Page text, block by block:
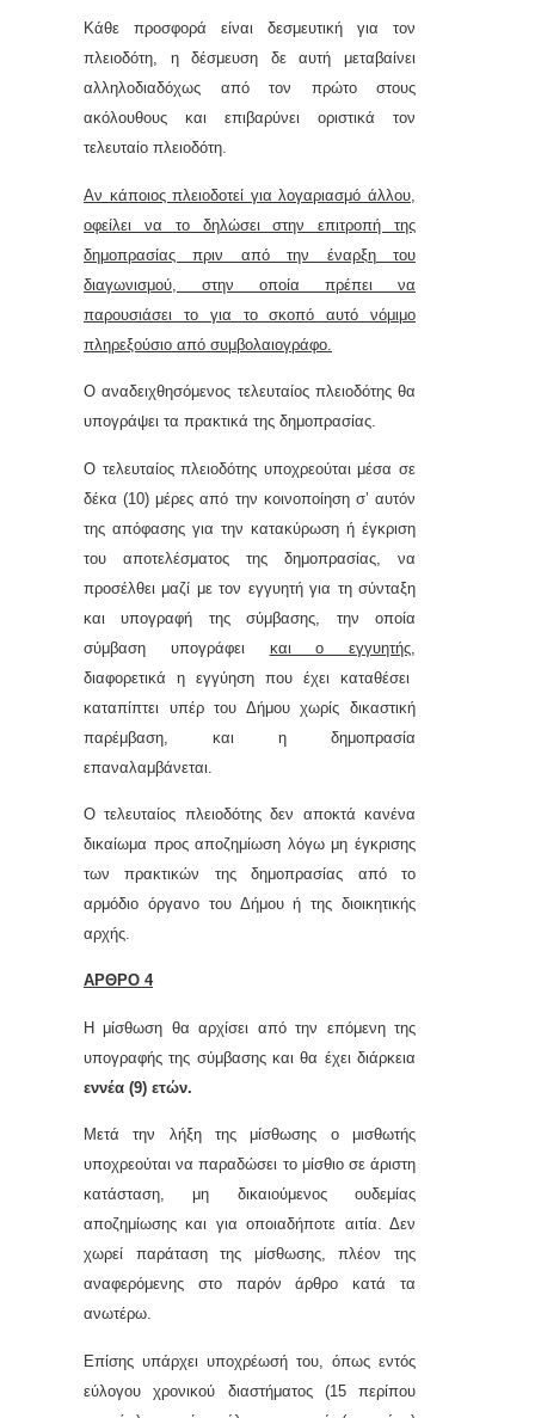
Κάθε προσφορά είναι δεσμευτική για τον
πλειοδότη, η δέσμευση δε αυτή μεταβαίνει
αλληλοδιαδόχως από τον πρώτο στους
ακόλουθους και επιβαρύνει οριστικά τον
τελευταίο πλειοδότη.
Αν κάποιος πλειοδοτεί για λογαριασμό άλλου,
οφείλει να το δηλώσει στην επιτροπή της
δημοπρασίας πριν από την έναρξη του
διαγωνισμού, στην οποία πρέπει να
παρουσιάσει το για το σκοπό αυτό νόμιμο
πληρεξούσιο από συμβολαιογράφο.
Ο αναδειχθησόμενος τελευταίος πλειοδότης θα
υπογράψει τα πρακτικά της δημοπρασίας.
Ο τελευταίος πλειοδότης υποχρεούται μέσα σε
δέκα (10) μέρες από την κοινοποίηση σ’ αυτόν
της απόφασης για την κατακύρωση ή έγκριση
του αποτελέσματος της δημοπρασίας, να
προσέλθει μαζί με τον εγγυητή για τη σύνταξη
και υπογραφή της σύμβασης, την οποία
σύμβαση υπογράφει και ο εγγυητής,
διαφορετικά η εγγύηση που έχει καταθέσει
καταπίπτει υπέρ του Δήμου χωρίς δικαστική
παρέμβαση, και η δημοπρασία
επαναλαμβάνεται.
Ο τελευταίος πλειοδότης δεν αποκτά κανένα
δικαίωμα προς αποζημίωση λόγω μη έγκρισης
των πρακτικών της δημοπρασίας από το
αρμόδιο όργανο του Δήμου ή της διοικητικής
αρχής.
ΑΡΘΡΟ 4
Η μίσθωση θα αρχίσει από την επόμενη της
υπογραφής της σύμβασης και θα έχει διάρκεια
εννέα (9) ετών.
Μετά την λήξη της μίσθωσης ο μισθωτής
υποχρεούται να παραδώσει το μίσθιο σε άριστη
κατάσταση, μη δικαιούμενος ουδεμίας
αποζημίωσης και για οποιαδήποτε αιτία. Δεν
χωρεί παράταση της μίσθωσης, πλέον της
αναφερόμενης στο παρόν άρθρο κατά τα
ανωτέρω.
Επίσης υπάρχει υποχρέωσή του, όπως εντός
εύλογου χρονικού διαστήματος (15 περίπου